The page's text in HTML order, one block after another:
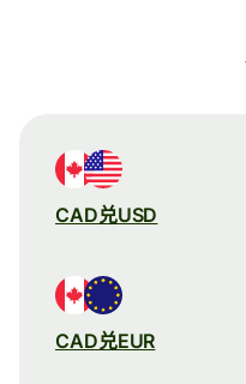
CAD兑USD
CAD兑EUR